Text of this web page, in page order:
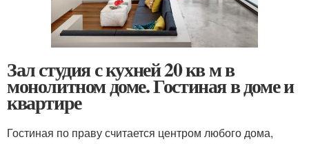
Зал студия с кухней 20 кв м в
монолитном доме. Гостиная в доме и
квартире
Гостиная по праву считается центром любого дома,